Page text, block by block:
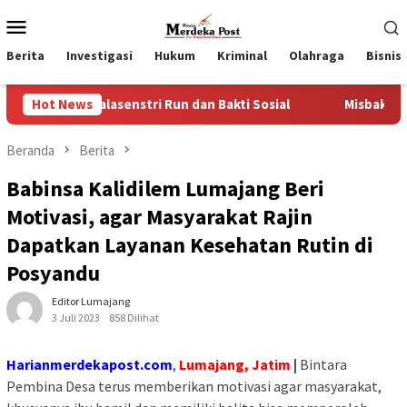
ke
kontenMobile
Berita Investigasi Hukum Kriminal Olahraga Bisnis
Hot NewsRun dan Bakti Sosial Misbakhun, “Ideologi
Beranda Berita
Babinsa Kalidilem Lumajang Beri
Motivasi, agar Masyarakat Rajin
Dapatkan Layanan Kesehatan Rutin di
Posyandu
Editor Lumajang
3 Juli 2023
858 Dilihat
Harianmerdekapost.com, Lumajang, Jatim | Bintara
Pembina Desa terus memberikan motivasi agar masyarakat,